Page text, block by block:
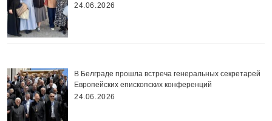
24.06.2026
В Белграде прошла встреча генеральных секретарей
Европейских епископских конференций
24.06.2026